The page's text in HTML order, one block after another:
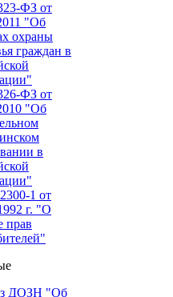
ФЗ от
"Об
охраны
граждан в
ФЗ от
"Об
в
1 от
г. "О
прав
ДОЗН "Об